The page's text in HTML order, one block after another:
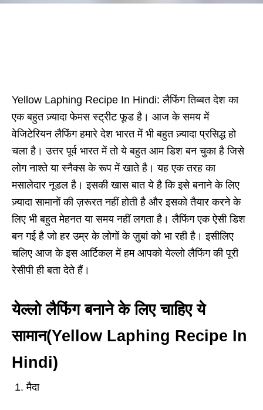
Yellow Laphing Recipe In Hindi: लैफिंग तिब्बत देश का
एक बहुत ज़्यादा फेमस स्ट्रीट फूड है। आज के समय में
वेजिटेरियन लैफिंग हमारे देश भारत में भी बहुत ज़्यादा प्रसिद्ध हो
चला है। उत्तर पूर्व भारत में तो ये बहुत आम डिश बन चुका है जिसे
लोग नाश्ते या स्नैक्स के रूप में खाते है। यह एक तरह का
मसालेदार नूडल है। इसकी खास बात ये है कि इसे बनाने के लिए
ज़्यादा सामानों की ज़रूरत नहीं होती है और इसको तैयार करने के
लिए भी बहुत मेहनत या समय नहीं लगता है। लैफिंग एक ऐसी डिश
बन गई है जो हर उम्र के लोगों के ज़ुबां को भा रही है। इसीलिए
चलिए आज के इस आर्टिकल में हम आपको येल्लो लैफिंग की पूरी
रेसीपी ही बता देते हैं।
येल्लो लैफिंग बनाने के लिए चाहिए ये
सामान(Yellow Laphing Recipe In
Hindi)
1. मैदा